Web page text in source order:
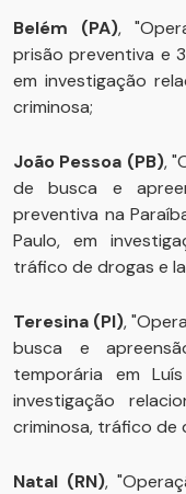
Belém (PA),
prisão preventiva e
em investigação
criminosa;
João Pessoa (PB),
de busca e
preventiva na
Paulo, em
tráfico de drogas e
Teresina (PI),
busca e
temporária em
investigação
criminosa, tráfico de
Natal (RN),